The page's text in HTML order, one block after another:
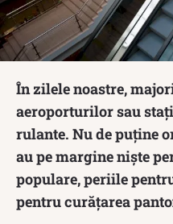
În zilele noastre,
aeroporturilor sau
rulante. Nu de puține
au pe margine niște
populare, periile
pentru curățarea